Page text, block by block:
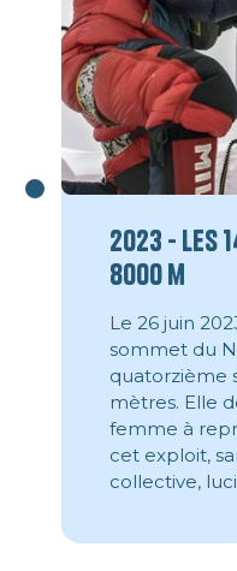
2023 - Les
8000 m
Le 26 juin
sommet du
quatorzième
mètres. Elle
femme à
cet exploit,
collective,